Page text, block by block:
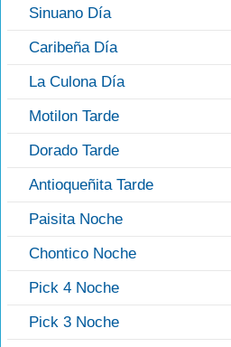
Sinuano Día
Caribeña Día
La Culona Día
Motilon Tarde
Dorado Tarde
Antioqueñita Tarde
Paisita Noche
Chontico Noche
Pick 4 Noche
Pick 3 Noche